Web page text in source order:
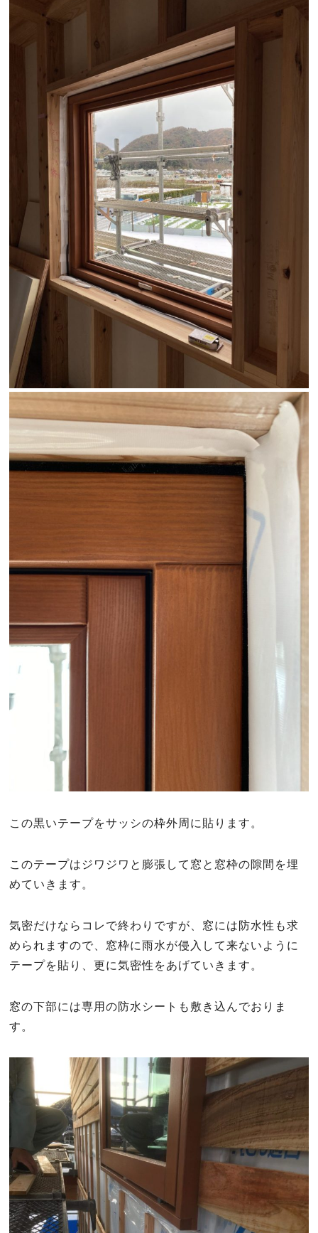
この黒いテープをサッシの枠外周に貼ります。
このテープはジワジワと膨張して窓と窓枠の隙間を埋
めていきます。
気密だけならコレで終わりですが、窓には防水性も求
められますので、窓枠に雨水が侵入して来ないように
テープを貼り、更に気密性をあげていきます。
窓の下部には専用の防水シートも敷き込んでおりま
す。